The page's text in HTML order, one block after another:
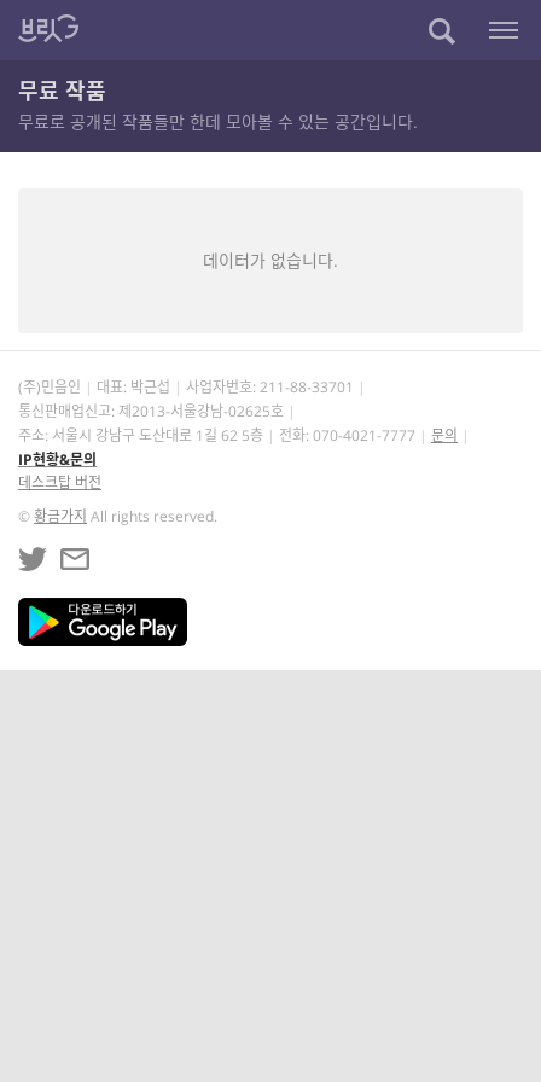
무료 작품
무료로 공개된 작품들만 한데 모아볼 수 있는 공간입니다.
데이터가 없습니다.
(주)민음인 대표: 박근섭 사업자번호: 211-88-33701
통신판매업신고: 제2013-서울강남-02625호
주소: 서울시 강남구 도산대로 1길 62 5층
전화: 070-4021-7777
문의
IP현황&문의
데스크탑 버전
©황금가지 All rights reserved.